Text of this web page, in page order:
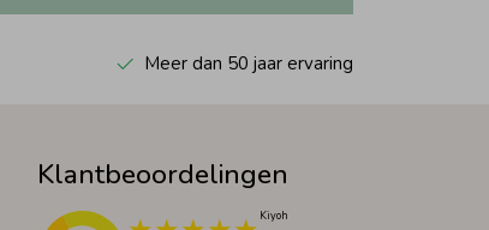
Meer dan 50 jaar ervaring
Klantbeoordelingen